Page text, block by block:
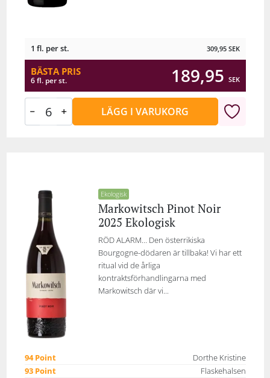
1 fl. per st. 309,95 SEK
BÄSTA PRIS
6 fl. per st. 189,95 SEK
LÄGG I VARUKORG
Ekologisk
Markowitsch Pinot Noir
2025 Ekologisk
RÖD ALARM… Den österrikiska
Bourgogne-dödaren är tillbaka! Vi har ett
ritual vid de årliga
kontraktsförhandlingarna med
Markowitsch där vi...
94 Point
Dorthe Kristine
93 Point
Flaskehalsen